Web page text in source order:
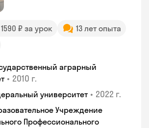
₽ за урок
13 лет опыта
аграрный
• 2010 г.
университет • 2022 г.
Учреждение
Профессионального